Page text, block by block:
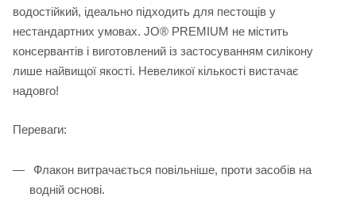
водостійкий, ідеально підходить для пестощів у
нестандартних умовах. JO® PREMIUM не містить
консервантів і виготовлений із застосуванням силікону
лише найвищої якості. Невеликої кількості вистачає
надовго!
Переваги:
Флакон витрачається повільніше, проти засобів на
водній основі.